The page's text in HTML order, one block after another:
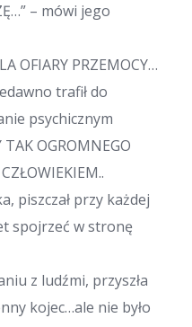
– mówi jego
OFIARY PRZEMOCY…
trafił do
psychicznym
OGROMNEGO
piszczał przy każdej
spojrzeć w stronę
z ludźmi, przyszła
kojec…ale nie było